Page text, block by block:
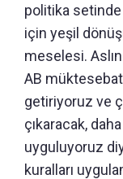
politika setinde
için yeşil
meselesi.
AB
getiriyoruz ve
çıkaracak,
uyguluyoruz
kuralları